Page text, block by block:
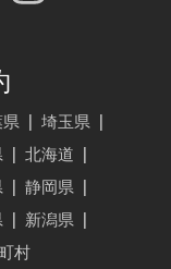
埼玉県
北海道
静岡県
新潟県
村